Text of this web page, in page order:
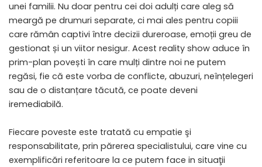
unei familii. Nu doar pentru cei doi adulți care aleg să
meargă pe drumuri separate, ci mai ales pentru copiii
care rămân captivi între decizii dureroase, emoții greu de
gestionat și un viitor nesigur. Acest reality show aduce în
prim-plan povești în care mulți dintre noi ne putem
regăsi, fie că este vorba de conflicte, abuzuri, neînțelegeri
sau de o distanțare tăcută, ce poate deveni
iremediabilă.
Fiecare poveste este tratată cu empatie şi
responsabilitate, prin părerea specialistului, care vine cu
exemplificări referitoare la ce putem face in situaţii